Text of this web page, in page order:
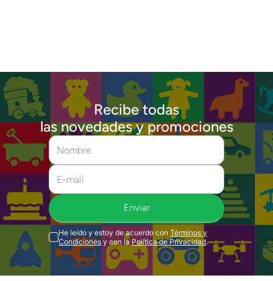
Recibe todas
las novedades y promociones
Enviar
He leído y estoy de acuerdo con Términos y
Condiciones y con la Política de Privacidad.